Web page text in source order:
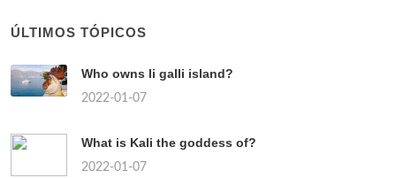
ÚLTIMOS TÓPICOS
Who owns li galli island?
2022-01-07
What is Kali the goddess of?
2022-01-07